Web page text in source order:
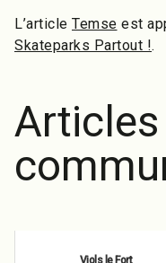
L’article Temse est
Skateparks Partout !.
Articles
Viols le Fort